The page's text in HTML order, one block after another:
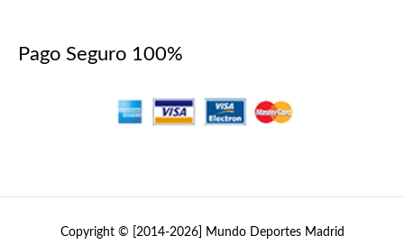
Pago Seguro 100%
Copyright © [2014-2026] Mundo Deportes Madrid